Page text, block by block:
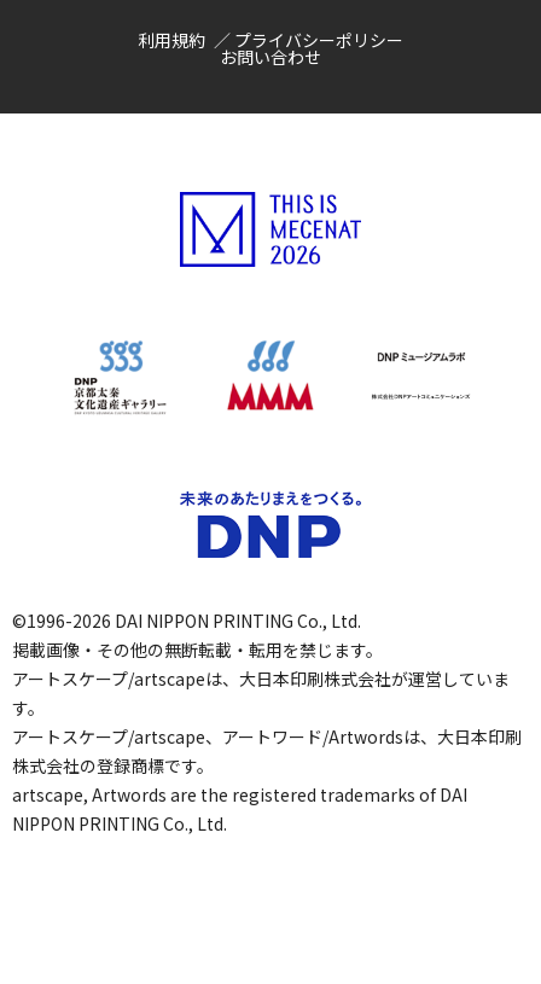
利用規約 プライバシーポリシー
お問い合わせ
©1996-2026 DAI NIPPON PRINTING Co., Ltd.
掲載画像・その他の無断転載・転用を禁じます。
アートスケープ/artscapeは、大日本印刷株式会社が運営していま
す。
アートスケープ/artscape、アートワード/Artwordsは、大日本印刷
株式会社の登録商標です。
artscape, Artwords are the registered trademarks of DAI
NIPPON PRINTING Co., Ltd.